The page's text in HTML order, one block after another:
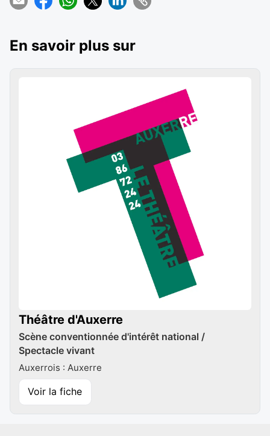
En savoir plus sur
Théâtre d'Auxerre
Scène conventionnée d'intérêt national /
Spectacle vivant
Auxerrois : Auxerre
Voir la fiche